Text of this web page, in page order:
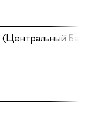
(Центральный